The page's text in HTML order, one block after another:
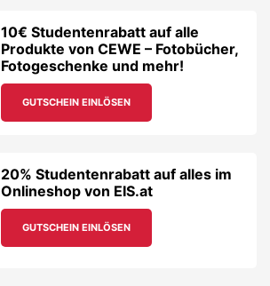
10€ Studentenrabatt auf alle
Produkte von CEWE – Fotobücher,
Fotogeschenke und mehr!
GUTSCHEIN EINLÖSEN
20% Studentenrabatt auf alles im
Onlineshop von EIS.at
GUTSCHEIN EINLÖSEN